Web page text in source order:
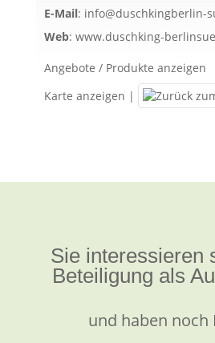
E-Mail: info@duschkingberlin-
Web: www.duschking-
Angebote / Produkte anzeigen
Karte anzeigen |
Sie interessieren
Beteiligung als
und haben noch